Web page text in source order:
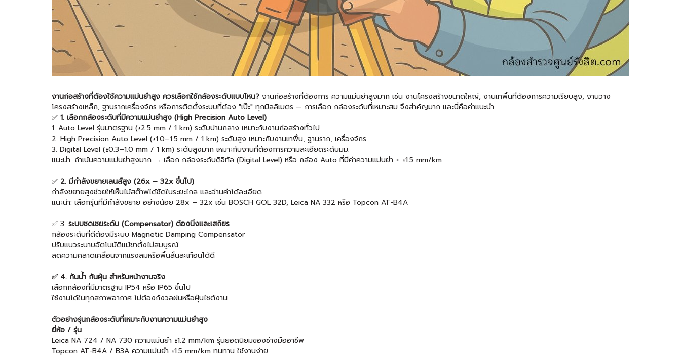
งานก่อสร้างที่ต้องใช้ความแม่นยำสูง ควรเลือกใช้กล้องระดับแบบไหน? งานก่อสร้างที่ต้องการ ความแม่นยำสูงมาก เช่น งานโครงสร้างขนาดใหญ่, งานเทพื้นที่ต้องการความเรียบสูง, งานวาง
โครงสร้างเหล็ก, ฐานรากเครื่องจักร หรือการติดตั้งระบบที่ต้อง "เป๊ะ" ทุกมิลลิเมตร — การเลือก กล้องระดับที่เหมาะสม จึงสำคัญมาก และนี่คือคำแนะนำ
✅ 1. เลือกกล้องระดับที่มีความแม่นยำสูง (High Precision Auto Level)
1. Auto Level รุ่นมาตรฐาน (±2.5 mm / 1 km) ระดับปานกลาง เหมาะกับงานก่อสร้างทั่วไป
2. High Precision Auto Level (±1.0–1.5 mm / 1 km) ระดับสูง เหมาะกับงานเทพื้น, ฐานราก, เครื่องจักร
3. Digital Level (±0.3–1.0 mm / 1 km) ระดับสูงมาก เหมาะกับงานที่ต้องการความละเอียดระดับมม.
แนะนำ: ถ้าเน้นความแม่นยำสูงมาก → เลือก กล้องระดับดิจิทัล (Digital Level) หรือ กล้อง Auto ที่มีค่าความแม่นยำ ≤ ±1.5 mm/km
✅ 2. มีกำลังขยายเลนส์สูง (26x – 32x ขึ้นไป)
กำลังขยายสูงช่วยให้เห็นไม้สต๊าฟได้ชัดในระยะไกล และอ่านค่าได้ละเอียด
แนะนำ: เลือกรุ่นที่มีกำลังขยาย อย่างน้อย 28x – 32x เช่น BOSCH GOL 32D, Leica NA 332 หรือ Topcon AT-B4A
✅ 3. ระบบชดเชยระดับ (Compensator) ต้องนิ่งและเสถียร
กล้องระดับที่ดีต้องมีระบบ Magnetic Damping Compensator
ปรับแนวระนาบอัตโนมัติแม้ขาตั้งไม่สมบูรณ์
ลดความคลาดเคลื่อนจากแรงลมหรือพื้นสั่นสะเทือนได้ดี
✅ 4. กันน้ำ กันฝุ่น สำหรับหน้างานจริง
เลือกกล้องที่มีมาตรฐาน IP54 หรือ IP65 ขึ้นไป
ใช้งานได้ในทุกสภาพอากาศ ไม่ต้องกังวลฝนหรือฝุ่นไซต์งาน
ตัวอย่างรุ่นกล้องระดับที่เหมาะกับงานความแม่นยำสูง
ยี่ห้อ / รุ่น
Leica NA 724 / NA 730 ความแม่นยำ ±1.2 mm/km รุ่นยอดนิยมของช่างมืออาชีพ
Topcon AT-B4A / B3A ความแม่นยำ ±1.5 mm/km ทนทาน ใช้งานง่าย